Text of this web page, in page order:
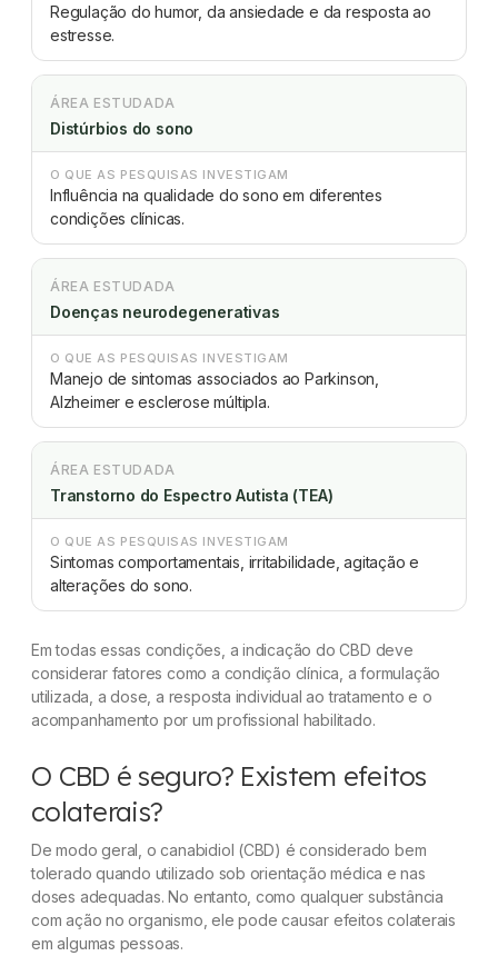
Regulação do humor, da ansiedade e da resposta ao
estresse.
ÁREA ESTUDADA
Distúrbios do sono
O QUE AS PESQUISAS INVESTIGAM
Influência na qualidade do sono em diferentes
condições clínicas.
ÁREA ESTUDADA
Doenças neurodegenerativas
O QUE AS PESQUISAS INVESTIGAM
Manejo de sintomas associados ao Parkinson,
Alzheimer e esclerose múltipla.
ÁREA ESTUDADA
Transtorno do Espectro Autista (TEA)
O QUE AS PESQUISAS INVESTIGAM
Sintomas comportamentais, irritabilidade, agitação e
alterações do sono.
Em todas essas condições, a indicação do CBD deve
considerar fatores como a condição clínica, a formulação
utilizada, a dose, a resposta individual ao tratamento e o
acompanhamento por um profissional habilitado.
O CBD é seguro? Existem efeitos
colaterais?
De modo geral, o canabidiol (CBD) é considerado bem
tolerado quando utilizado sob orientação médica e nas
doses adequadas. No entanto, como qualquer substância
com ação no organismo, ele pode causar efeitos colaterais
em algumas pessoas.